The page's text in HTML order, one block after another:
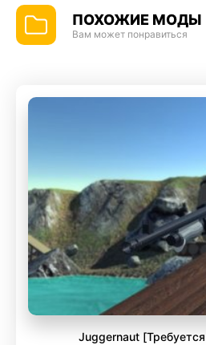
ПОХОЖИЕ МОДЫ
Вам может понравиться
Juggernaut